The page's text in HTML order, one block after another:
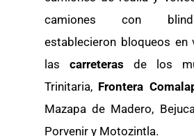
camiones con
establecieron bloqueos
las carreteras de los
Trinitaria, Frontera
Mazapa de Madero,
Porvenir y Motozintla.